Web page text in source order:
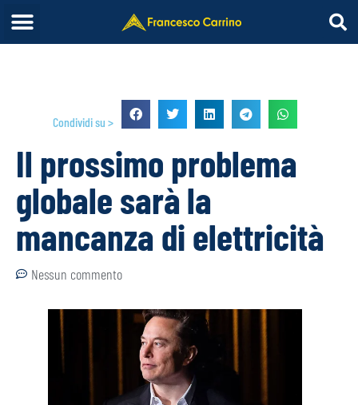
Condividi su >
Il prossimo problema
globale sarà la
mancanza di elettricità
Nessun commento